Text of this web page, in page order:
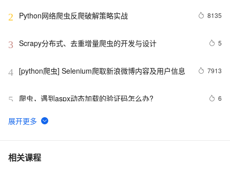
2 Python网络爬虫反爬破解策略实战 8135
3 Scrapy分布式、去重增量爬虫的开发与设计 5
4 [python爬虫] Selenium爬取新浪微博内容及用户信息 7913
5 爬虫，遇到aspx动态加载的验证码怎么办? 6
6 【爬虫知识】浏览器开发者工具使用技巧总结
7 快速看懂爬虫风险管理防护总览
相关课程